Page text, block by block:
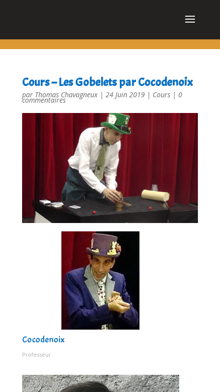
Cours – Les Gobelets par Cocodenoix
par Thomas Chavagneux| 24 Juin 2019| Cours| 0
commentaires
Cocodenoix
Professeur